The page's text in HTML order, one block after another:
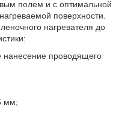
полем и с оптимальной
поверхности.
нагревателя до
нанесение проводящего
мм;